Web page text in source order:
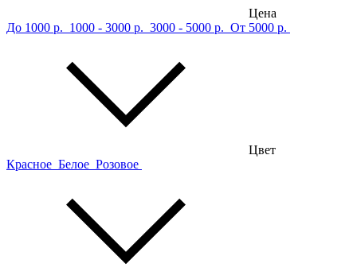
Цена
До 1000 р. 1000 - 3000 р. 3000 - 5000 р. От 5000 р.
Цвет
Красное Белое Розовое